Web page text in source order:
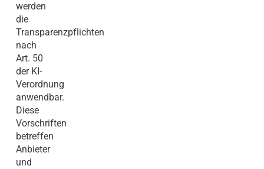
werden
die
Transparenzpflichten
nach
Art. 50
der KI-
Verordnung
anwendbar.
Diese
Vorschriften
betreffen
Anbieter
und